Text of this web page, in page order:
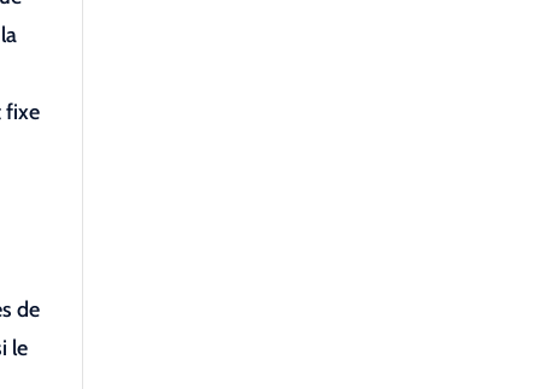
fixe
de
le